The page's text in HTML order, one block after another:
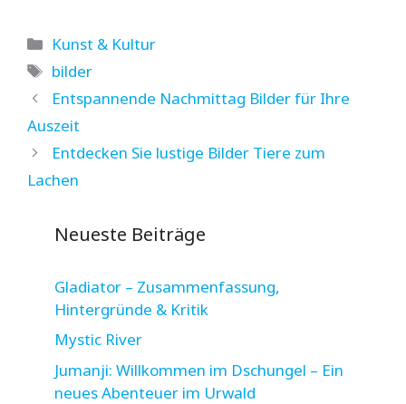
Kategorien
Kunst & Kultur
Schlagwörter
bilder
Entspannende Nachmittag Bilder für Ihre
Auszeit
Entdecken Sie lustige Bilder Tiere zum
Lachen
Neueste Beiträge
Gladiator – Zusammenfassung,
Hintergründe & Kritik
Mystic River
Jumanji: Willkommen im Dschungel – Ein
neues Abenteuer im Urwald